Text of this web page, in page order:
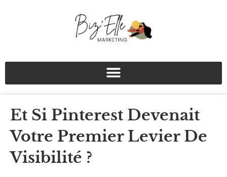
Et Si Pinterest Devenait
Votre Premier Levier De
Visibilité ?